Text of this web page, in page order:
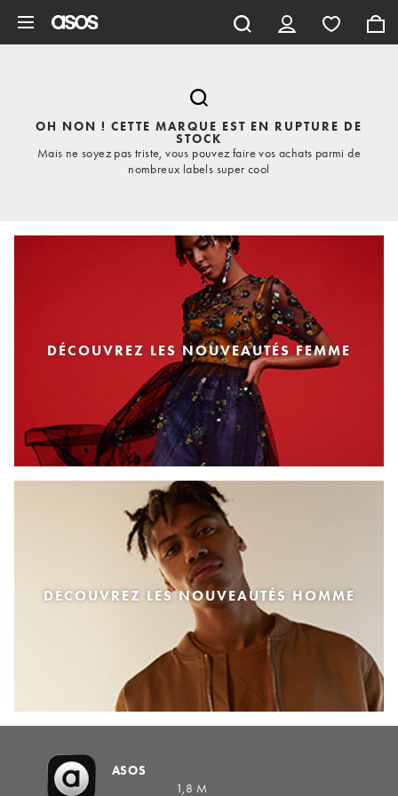
OH NON ! CETTE MARQUE EST EN RUPTURE DE
STOCK
Mais ne soyez pas triste, vous pouvez faire vos achats parmi de
nombreux labels super cool
DÉCOUVREZ LES NOUVEAUTÉS FEMME
DÉCOUVREZ LES NOUVEAUTÉS HOMME
ASOS
1,8 M